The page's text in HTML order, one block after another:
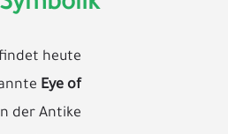
heute
Eye of
der Antike